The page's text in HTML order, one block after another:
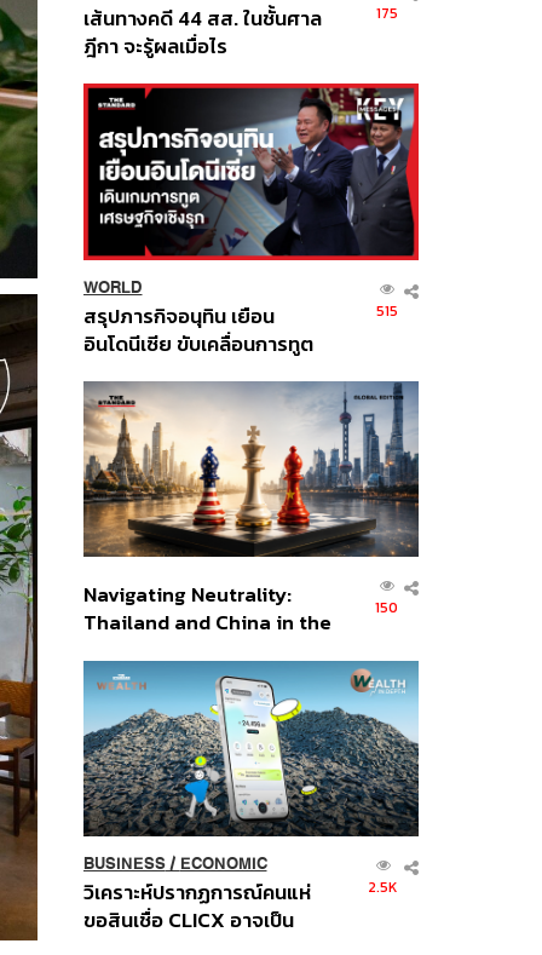
เส้นทางคดี 44 สส. ในชั้นศาล
ฎีกา จะรู้ผลเมื่อไร
175
WORLD
สรุปภารกิจอนุทิน เยือน
อินโดนีเซีย ขับเคลื่อนการทูต
ส่วนยุทธศาสตร์ไทย –
อินโดนีเซีย
515
Navigating Neutrality:
Thailand and China in the
Order
150
BUSINESS/ ECONOMIC
วิเคราะห์ปรากฏการณ์คนแห่
ขอสินเชื่อ CLICX อาจเป็น
2.5K